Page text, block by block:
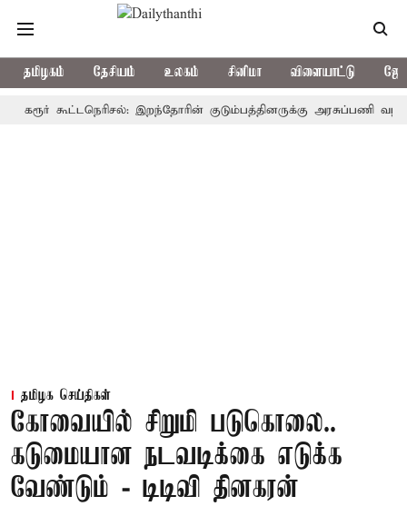
தமிழகம் தேசியம் உலகம் சினிமா விளையாட்டு
கூட்டநெரிசல்: இறந்தோரின் குடும்பத்தினருக்கு அரசுப்பணி வழக்கு;
தமிழக செய்திகள்
கோவையில் சிறுமி படுகொலை..
கடுமையான நடவடிக்கை எடுக்க
வேண்டும் - டிடிவி தினகரன்